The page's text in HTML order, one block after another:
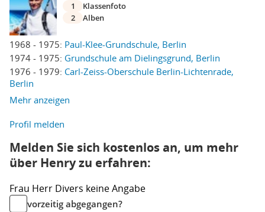
1968 - 1975: Paul-Klee-Grundschule, Berlin
1974 - 1975: Grundschule am Dielingsgrund, Berlin
1976 - 1979: Carl-Zeiss-Oberschule Berlin-Lichtenrade,
Berlin
Mehr anzeigen
1
Klassenfoto
2
Alben
Profil melden
Melden Sie sich kostenlos an, um mehr
über Henry zu erfahren:
Frau Herr Divers keine Angabe
vorzeitig abgegangen?